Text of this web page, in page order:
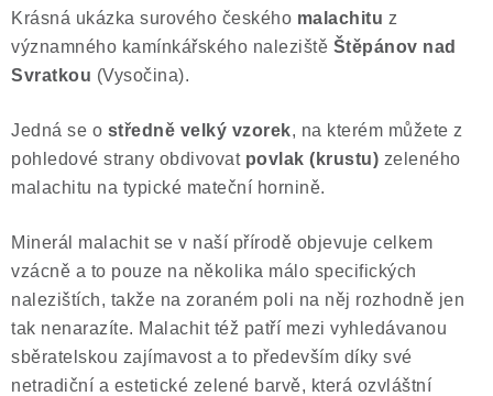
Výkup minerálů a drahých kamenů
Formulář pro uplatnění reklamace
Poučení o právu na odstoupení od smlouvy
Krásná ukázka surového českého malachitu z
významného kamínkářského naleziště Štěpánov nad
Svratkou (Vysočina).
Jedná se o středně velký vzorek, na kterém můžete z
pohledové strany obdivovat povlak (krustu) zeleného
malachitu na typické mateční hornině.
Minerál malachit se v naší přírodě objevuje celkem
vzácně a to pouze na několika málo specifických
nalezištích, takže na zoraném poli na něj rozhodně jen
tak nenarazíte. Malachit též patří mezi vyhledávanou
sběratelskou zajímavost a to především díky své
netradiční a estetické zelené barvě, která ozvláštní